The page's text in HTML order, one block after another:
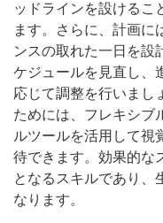
ッドラインを設けるこ
ます。さらに、計画に
ンスの取れた一日を設
ケジュールを見直し、
応じて調整を行いまし
ためには、フレキシブ
ルツールを活用して視
待できます。効果的な
となるスキルであり、
なります。